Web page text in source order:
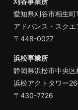
愛知県刈谷市相生町
アドバンス・スク
〒448-0027
浜松事業所
静岡県浜松市中央区
浜松アクトタワー
〒430-7726